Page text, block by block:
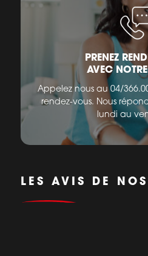
PRENEZ
AVEC
Appelez nous au 04/
rendez-vous. Nous
lundi au
LES AVIS DE